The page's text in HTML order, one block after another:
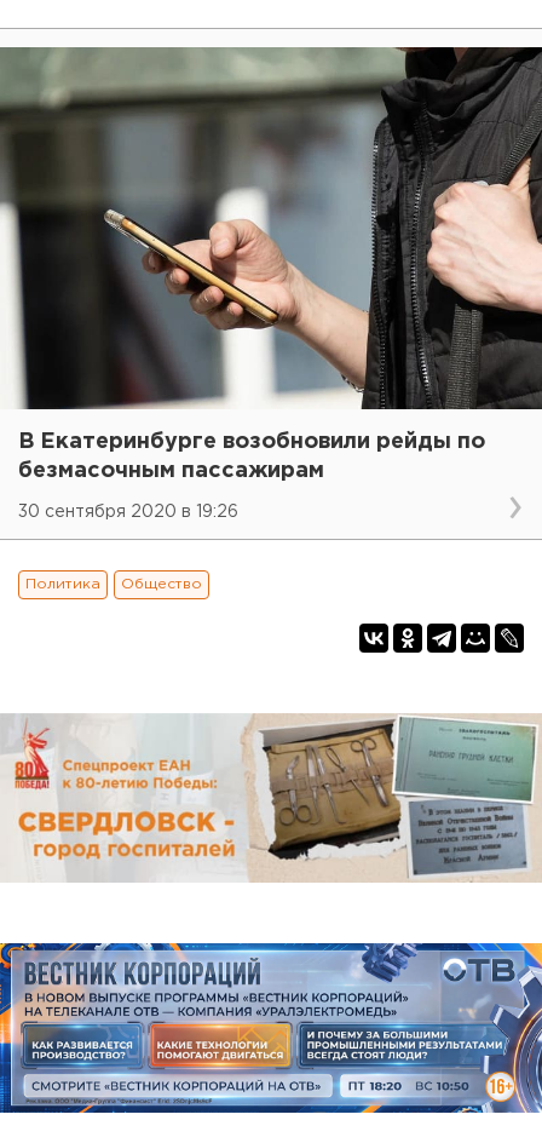
В Екатеринбурге возобновили рейды по
безмасочным пассажирам
30 сентября 2020 в 19:26
Политика Общество